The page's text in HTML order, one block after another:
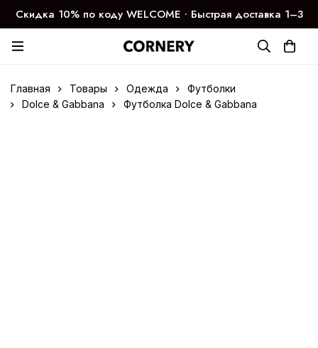
Скидка 10% по коду WELCOME ∙ Быстрая доставка 1–3
дня
Главная Товары Одежда
Футболки
Dolce & Gabbana
Футболка Dolce & Gabbana